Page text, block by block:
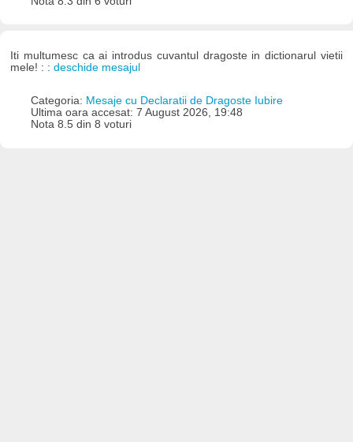
Iti multumesc ca ai introdus cuvantul dragoste in dictionarul vietii
mele! : :deschide mesajul
Categoria: Mesaje cu Declaratii de Dragoste Iubire
Ultima oara accesat: 7 August 2026, 19:48
Nota 8.5 din 8 voturi